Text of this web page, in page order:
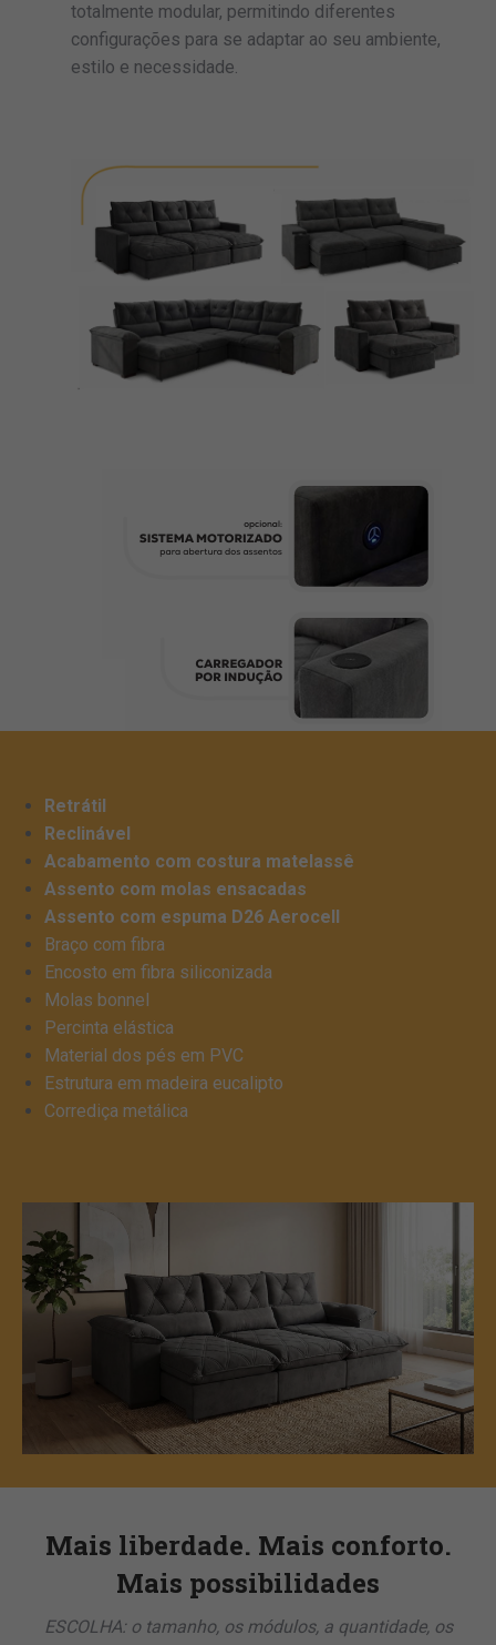
totalmente modular, permitindo diferentes
configurações para se adaptar ao seu ambiente,
estilo e necessidade.
Retrátil
Reclinável
Acabamento com costura matelassê
Assento com molas ensacadas
Assento com espuma D26 Aerocell
Braço com fibra
Encosto em fibra siliconizada
Molas bonnel
Percinta elástica
Material dos pés em PVC
Estrutura em madeira eucalipto
Corrediça metálica
Mais liberdade. Mais conforto.
Mais possibilidades
ESCOLHA: o tamanho, os módulos, a quantidade, os